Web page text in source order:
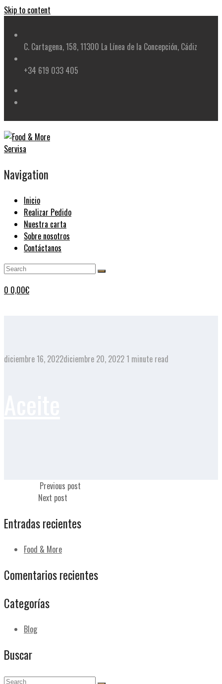
Skip to content
C. Cartagena, 158, 11300 La Línea de la Concepción, Cádiz
+34 619 033 405
Navigation
Inicio
Realizar Pedido
Nuestra carta
Sobre nosotros
Contáctanos
0 0,00€
diciembre 16, 2022diciembre 20, 2022 1 minute read
Previous post
Next post
Entradas recientes
Food & More
Comentarios recientes
Categorías
Blog
Buscar